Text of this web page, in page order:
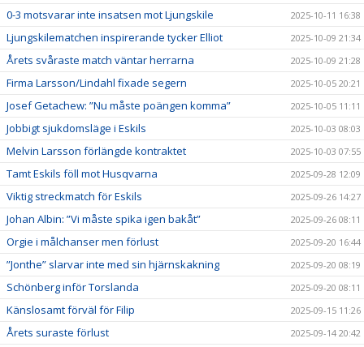
0-3 motsvarar inte insatsen mot Ljungskile 2025-10-11 16:38
Ljungskilematchen inspirerande tycker Elliot 2025-10-09 21:34
Årets svåraste match väntar herrarna 2025-10-09 21:28
Firma Larsson/Lindahl fixade segern 2025-10-05 20:21
Josef Getachew: ”Nu måste poängen komma” 2025-10-05 11:11
Jobbigt sjukdomsläge i Eskils 2025-10-03 08:03
Melvin Larsson förlängde kontraktet 2025-10-03 07:55
Tamt Eskils föll mot Husqvarna 2025-09-28 12:09
Viktig streckmatch för Eskils 2025-09-26 14:27
Johan Albin: ”Vi måste spika igen bakåt” 2025-09-26 08:11
Orgie i målchanser men förlust 2025-09-20 16:44
”Jonthe” slarvar inte med sin hjärnskakning 2025-09-20 08:19
Schönberg inför Torslanda 2025-09-20 08:11
Känslosamt förväl för Filip 2025-09-15 11:26
Årets suraste förlust 2025-09-14 20:42